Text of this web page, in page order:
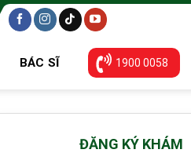
BÁC SĨ 1900 0058
ĐĂNG KÝ KHÁM